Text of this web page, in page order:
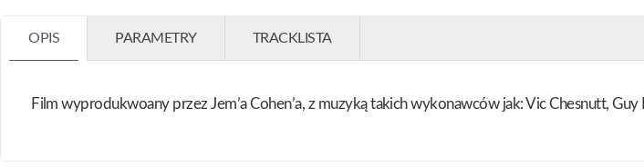
OPIS PARAMETRY TRACKLISTA
Film wyprodukwoany przez Jem’a Cohen’a, z muzyką takich wykonawców jak: Vic Chesnutt,